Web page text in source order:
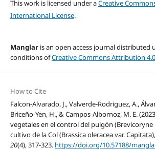
This work is licensed under aCreative
International License.
Manglar is an open access journal distributed
conditions ofCreative Commons Attribution
How to Cite
Falcon-Alvarado, J., Valverde-Rodriguez, A.,
Briceño-Yen, H., & Campos-Albornoz, M. E.
vegetales en el control del pulgón (Brevicoryne
cultivo de la Col (Brassica oleracea var.
20(4), 317-323. https://doi.org/10.57188/